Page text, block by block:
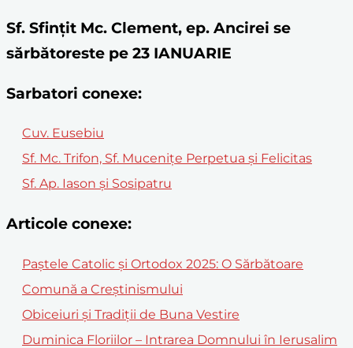
Sf. Sfințit Mc. Clement, ep. Ancirei se
sărbătoreste pe 23 IANUARIE
Sarbatori conexe:
Cuv. Eusebiu
Sf. Mc. Trifon, Sf. Muceniţe Perpetua şi Felicitas
Sf. Ap. Iason și Sosipatru
Articole conexe:
Paștele Catolic și Ortodox 2025: O Sărbătoare
Comună a Creștinismului
Obiceiuri și Tradiții de Buna Vestire
Duminica Floriilor – Intrarea Domnului în Ierusalim